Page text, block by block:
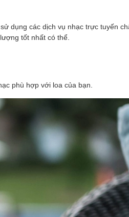
dụng các dịch vụ nhạc trực tuyến
tốt nhất có thể.
phù hợp với loa của bạn.